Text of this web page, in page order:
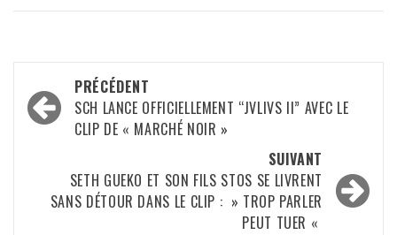
Navigation
d’article
PRÉCÉDENT
SCH LANCE OFFICIELLEMENT “JVLIVS II” AVEC LE
CLIP DE « MARCHÉ NOIR »
SUIVANT
SETH GUEKO ET SON FILS STOS SE LIVRENT
SANS DÉTOUR DANS LE CLIP : » TROP PARLER
PEUT TUER «